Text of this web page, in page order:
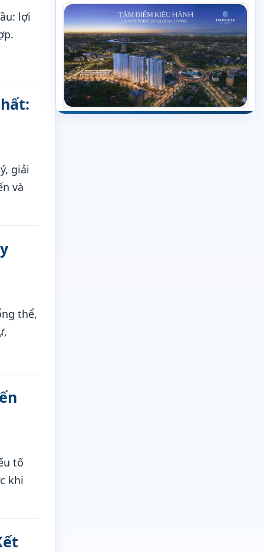
lợi
giải
và
thể,
tố
khi